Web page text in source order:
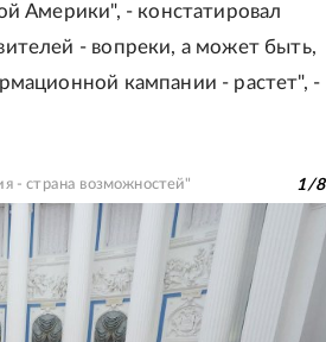
Америки", - констатировал
- вопреки, а может быть,
кампании - растет", -
- страна возможностей" 1/8